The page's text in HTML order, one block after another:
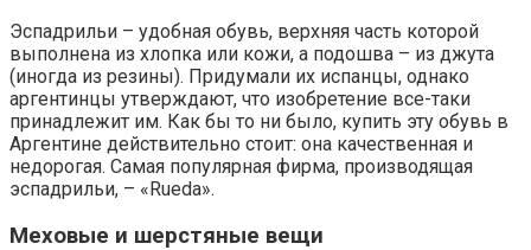
Эспадрильи – удобная обувь, верхняя часть которой
выполнена из хлопка или кожи, а подошва – из джута
(иногда из резины). Придумали их испанцы, однако
аргентинцы утверждают, что изобретение все-таки
принадлежит им. Как бы то ни было, купить эту обувь в
Аргентине действительно стоит: она качественная и
недорогая. Самая популярная фирма, производящая
эспадрильи, – «Rueda».
Меховые и шерстяные вещи